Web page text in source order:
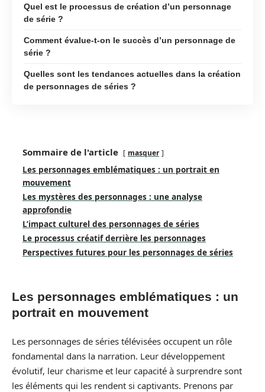
Quel est le processus de création d’un personnage
de série ?
Comment évalue-t-on le succès d’un personnage de
série ?
Quelles sont les tendances actuelles dans la création
de personnages de séries ?
Sommaire de l'article masquer
Les personnages emblématiques : un portrait en
mouvement
Les mystères des personnages : une analyse
approfondie
L’impact culturel des personnages de séries
Le processus créatif derrière les personnages
Perspectives futures pour les personnages de séries
Les personnages emblématiques : un
portrait en mouvement
Les personnages de séries télévisées occupent un rôle
fondamental dans la narration. Leur développement
évolutif, leur charisme et leur capacité à surprendre sont
les éléments qui les rendent si captivants. Prenons par